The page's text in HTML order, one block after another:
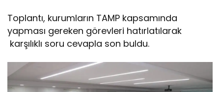
Toplantı, kurumların TAMP kapsamında
yapması gereken görevleri hatırlatılarak
karşılıklı soru cevapla son buldu.